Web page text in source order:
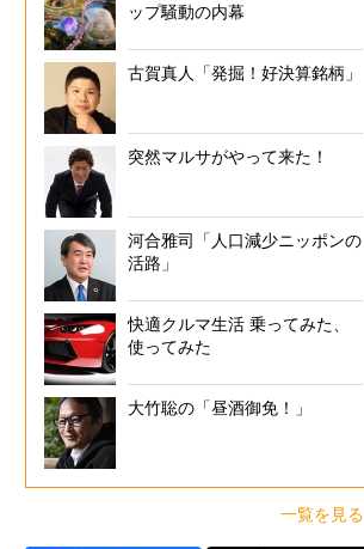
ップ騒動の内幕
古賀真人「発掘！好決算銘柄」
突然マルサがやって来た！
河合雅司「人口減少ニッポンの
活路」
快適クルマ生活 乗ってみた、
使ってみた
大竹聡の「昼酒御免！」
一覧を見る